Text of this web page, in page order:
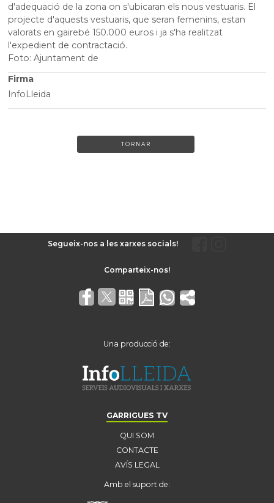
d'adequació de la zona on s'ubicaran els nous vestuaris. El
projecte d'aquests vestuaris, que seran femenins, estan
valorats en gairebé 150.000 euros i ja s'ha realitzat
l'expedient de contractació.
Foto: Ajuntament de
Firma
InfoLleida
TORNAR
Segueix-nos a les xarxes socials!
Una producció de:
GARRIGUES TV
QUI SOM
CONTACTE
AVÍS LEGAL
Amb el suport de: